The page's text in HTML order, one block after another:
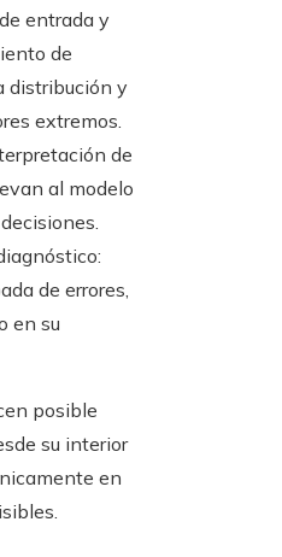
entrada y
de
distribución y
extremos.
de
al modelo
de errores,
en su
posible
su interior
en